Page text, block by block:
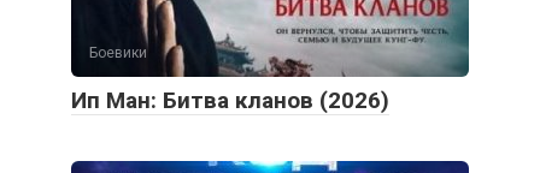
Боевики
Ип Ман: Битва кланов (2026)